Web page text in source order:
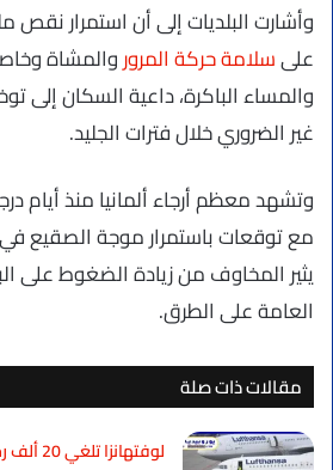
وأشارت البلديات إلى أن استمرار نقص
علىسلامة حركة المروروالمشاة
والمساء الباكرة، داعية السكان إلى
غير الضروري خلال فترات الجليد.
وتشهد معظم أرجاء ألمانيا منذ أيام
مع توقعات باستمرار موجة الصقيع في
يثير المخاوف من زيادة الضغوط على
العامة على الطرق.
مقالات ذات صلة